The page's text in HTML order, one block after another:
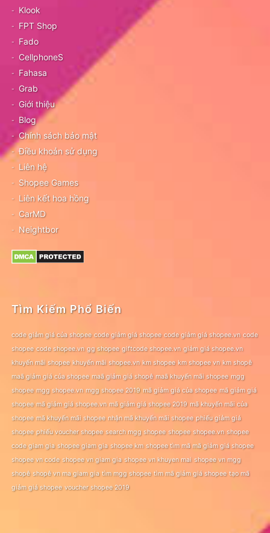
Klook
FPT Shop
Fado
CellphoneS
Fahasa
Grab
Giới thiệu
Blog
Chính sách bảo mật
Điều khoản sử dụng
Liên hệ
Shopee Games
Liên kết hoa hồng
CarMD
Neightbor
Tìm Kiếm Phổ Biến
code giảm giá của shopee code giảm giá shopee code giảm giá shopee.vn code
shopee code shopee.vn gg shopee giftcode shopee.vn giảm giá shopee.vn
khuyến mãi shopee khuyến mãi shopee.vn km shopee km shopee vn km shopê
maã giảm giá của shopee maã giảm giá shopê maã khuyến mãi shopee mgg
shopee mgg shopee.vn mgg shopee 2019 mã giảm giá của shopee mã giảm giá
shopee mã giảm giá shopee.vn mã giảm giá shopee 2019 mã khuyến mãi của
shopee mã khuyến mãi shopee nhận mã khuyến mãi shopee phiếu giảm giá
shopee phiếu voucher shopee search mgg shopee shopee shopee.vn shopee
code giam gia shopee giam gia shopee km shopee tìm mã mã giảm giá shopee
shopee vn code shopee vn giam gia shopee vn khuyen mai shopee vn mgg
shopê shopê vn ma giam gia tìm mgg shopee tìm mã giảm giá shopee tạo mã
giảm giá shopee voucher shopee 2019